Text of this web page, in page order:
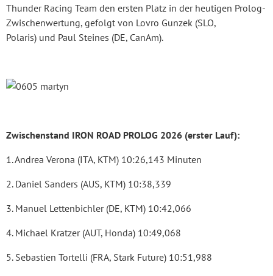
Thunder Racing Team den ersten Platz in der heutigen Prolog-
Zwischenwertung, gefolgt von Lovro Gunzek (SLO,
Polaris) und Paul Steines (DE, CanAm).
Zwischenstand IRON ROAD PROLOG 2026 (erster Lauf):
1. Andrea Verona (ITA, KTM) 10:26,143 Minuten
2. Daniel Sanders (AUS, KTM) 10:38,339
3. Manuel Lettenbichler (DE, KTM) 10:42,066
4. Michael Kratzer (AUT, Honda) 10:49,068
5. Sebastien Tortelli (FRA, Stark Future) 10:51,988